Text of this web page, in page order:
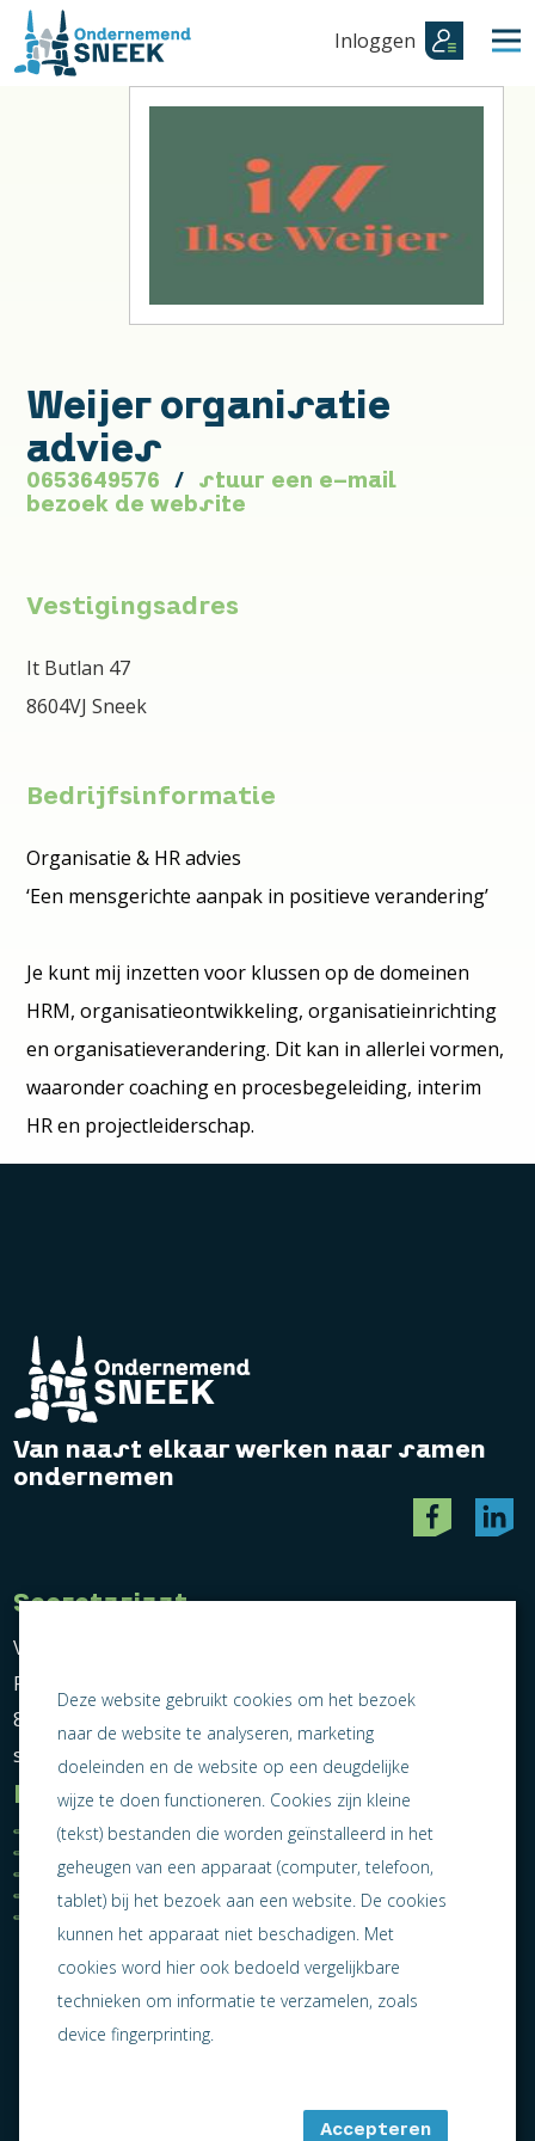
Inloggen
Weijer organisatie
advies
0653649576
stuur een e-mail
bezoek de website
Vestigingsadres
It Butlan 47
8604VJ Sneek
Bedrijfsinformatie
Organisatie & HR advies
‘Een mensgerichte aanpak in positieve verandering’
Je kunt mij inzetten voor klussen op de domeinen
HRM, organisatieontwikkeling, organisatieinrichting
en organisatieverandering. Dit kan in allerlei vormen,
waaronder coaching en procesbegeleiding, interim
HR en projectleiderschap.
Van naast elkaar werken naar samen
ondernemen
Secretariaat
Vereniging Ondernemend Sneek
Postbus 464
8600 AL Sneek
secretariaat@ondernemendsneek.nl
Informatie
Ledenoverzicht
Algemene voorwaarden
Privacy statement
Jaarverslag 2025
Nieuws
Lid worden
Contact
Deze website gebruikt cookies om het bezoek
naar de website te analyseren, marketing
doeleinden en de website op een deugdelijke
wijze te doen functioneren. Cookies zijn kleine
(tekst) bestanden die worden geïnstalleerd in het
geheugen van een apparaat (computer, telefoon,
tablet) bij het bezoek aan een website. De cookies
kunnen het apparaat niet beschadigen. Met
cookies word hier ook bedoeld vergelijkbare
technieken om informatie te verzamelen, zoals
device fingerprinting.
Accepteren